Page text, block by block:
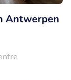
Antwerpen